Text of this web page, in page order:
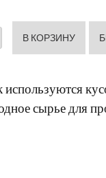
сырье для